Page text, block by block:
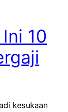
10
kesukaan